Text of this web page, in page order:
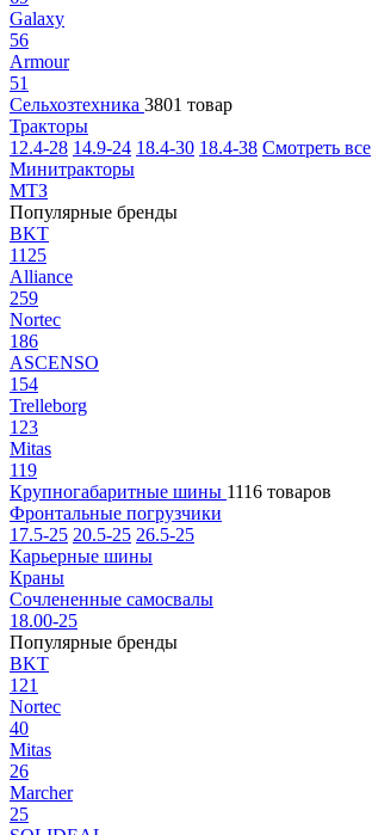
Galaxy
56
Armour
51
Сельхозтехника 3801 товар
Тракторы
12.4-28 14.9-24 18.4-30 18.4-38 Смотреть все
Минитракторы
МТЗ
Популярные бренды
BKT
1125
Alliance
259
Nortec
186
ASCENSO
154
Trelleborg
123
Mitas
119
Крупногабаритные шины 1116 товаров
Фронтальные погрузчики
17.5-25 20.5-25 26.5-25
Карьерные шины
Краны
Сочлененные самосвалы
18.00-25
Популярные бренды
BKT
121
Nortec
40
Mitas
26
Marcher
25